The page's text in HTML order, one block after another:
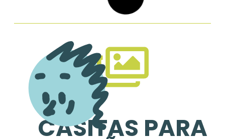
Bote multiusos
VER GALERÍA »
JARDINERÍA
VER GALERÍA »